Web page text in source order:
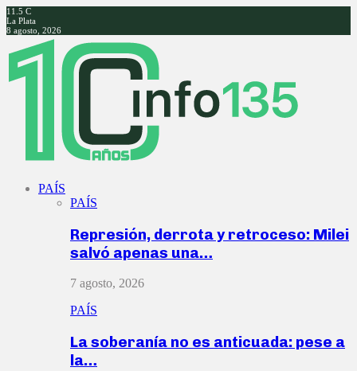
11.5 C
La Plata
8 agosto, 2026
Facebook
Twitter
Instagram
Youtube
PAÍS
PAÍS
Represión, derrota y retroceso: Milei
salvó apenas una…
7 agosto, 2026
PAÍS
La soberanía no es anticuada: pese a
la…